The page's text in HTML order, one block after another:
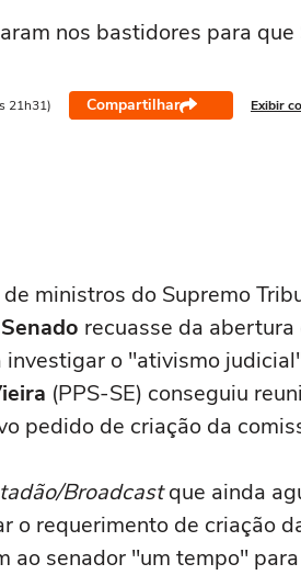
nos bastidores para
21h31) Compartilhar Exibir
ministros do Supremo
Senado recuasse da
investigar o "ativismo
(PPS-SE) conseguiu
pedido de criação da
Broadcastque ainda
o requerimento de criação
ao senador "um tempo"